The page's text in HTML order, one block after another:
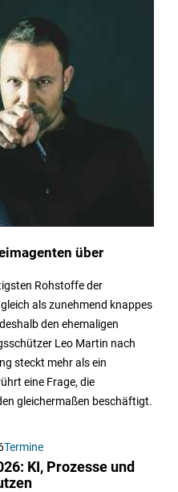
über
Rohstoffe der
als zunehmend knappes
den ehemaligen
Leo Martin nach
steckt mehr als ein
eine Frage, die
gleichermaßen beschäftigt.
Termine
KI, Prozesse und